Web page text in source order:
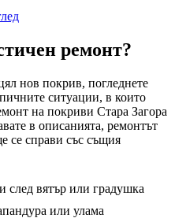
ремонт?
нов покрив, погледнете
ситуации, в които
на покриви Стара Загора
в описанията, ремонтът
се справи със същия
след вятър или градушка
или улама